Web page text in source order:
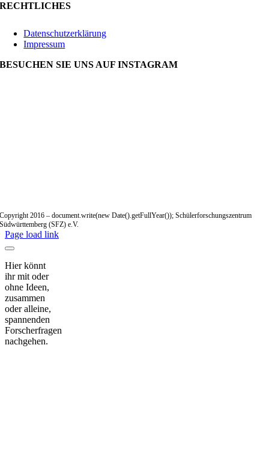
RECHTLICHES
Datenschutzerklärung
Impressum
BESUCHEN SIE UNS AUF INSTAGRAM
Copyright 2016 – document.write(new Date().getFullYear()); Schülerforschungszentrum
Südwürttemberg (SFZ) e.V.
Page load link
Hier könnt
ihr mit oder
ohne Ideen,
zusammen
oder alleine,
spannenden
Forscherfragen
nachgehen.